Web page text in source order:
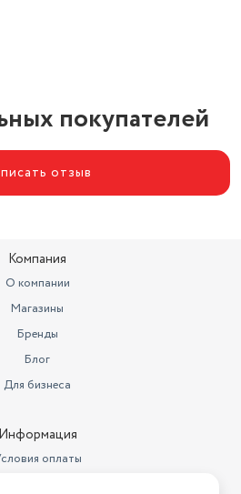
покупателей
отзыв
Компания
О компании
Магазины
Бренды
Блог
Для бизнеса
Информация
оплаты